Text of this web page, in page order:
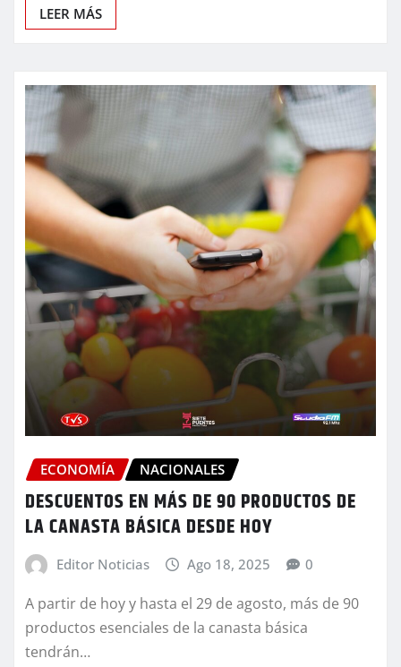
LEER MÁS
ECONOMÍA NACIONALES
DESCUENTOS EN MÁS DE 90 PRODUCTOS DE
LA CANASTA BÁSICA DESDE HOY
Editor Noticias Ago 18, 2025 0
A partir de hoy y hasta el 29 de agosto, más de 90
productos esenciales de la canasta básica
tendrán…